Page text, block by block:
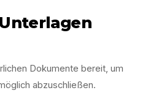
Dokumente bereit, um
abzuschließen.